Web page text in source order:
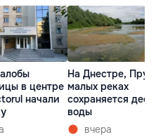
в центре
начали
На Днестре,
малых реках
сохраняется
воды
вчера